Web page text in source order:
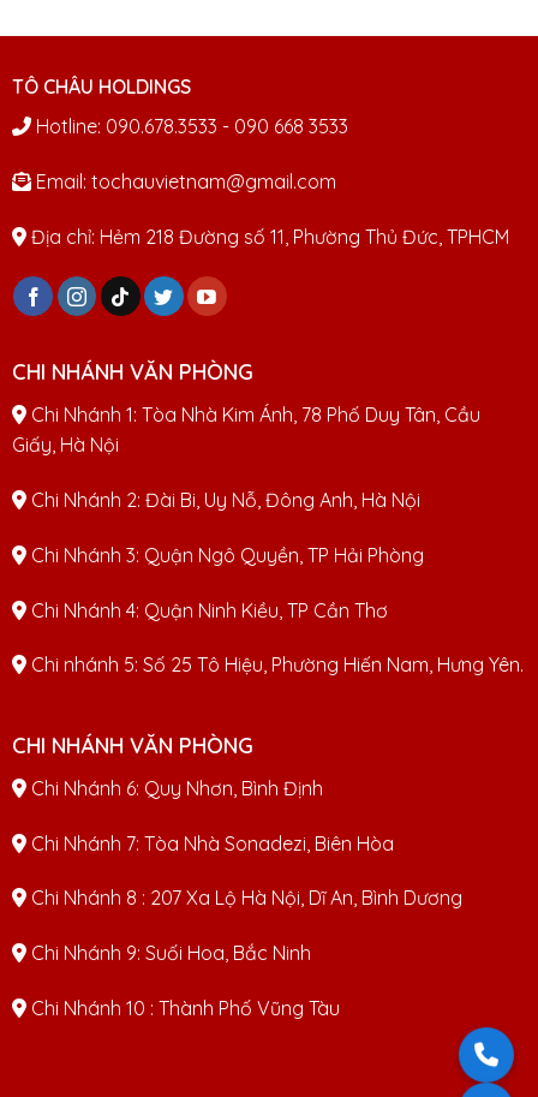
TÔ CHÂU HOLDINGS
Hotline: 090.678.3533 - 090 668 3533
Email: tochauvietnam@gmail.com
Địa chỉ: Hẻm 218 Đường số 11, Phường Thủ Đức, TPHCM
CHI NHÁNH VĂN PHÒNG
Chi Nhánh 1: Tòa Nhà Kim Ánh, 78 Phố Duy Tân, Cầu
Giấy, Hà Nội
Chi Nhánh 2: Đài Bi, Uy Nỗ, Đông Anh, Hà Nội
Chi Nhánh 3: Quận Ngô Quyền, TP Hải Phòng
Chi Nhánh 4: Quận Ninh Kiều, TP Cần Thơ
Chi nhánh 5: Số 25 Tô Hiệu, Phường Hiến Nam, Hưng Yên.
CHI NHÁNH VĂN PHÒNG
Chi Nhánh 6: Quy Nhơn, Bình Định
Chi Nhánh 7: Tòa Nhà Sonadezi, Biên Hòa
Chi Nhánh 8 : 207 Xa Lộ Hà Nội, Dĩ An, Bình Dương
Chi Nhánh 9: Suối Hoa, Bắc Ninh
Chi Nhánh 10 : Thành Phố Vũng Tàu